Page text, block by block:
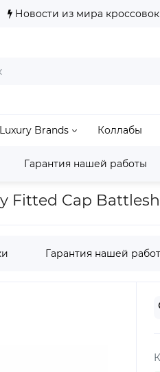
Новости из мира кроссовок
Luxury Brands Коллабы
Гарантия нашей работы
Marvel Kith x Marvel New
Fitted Cap
Гарантия нашей